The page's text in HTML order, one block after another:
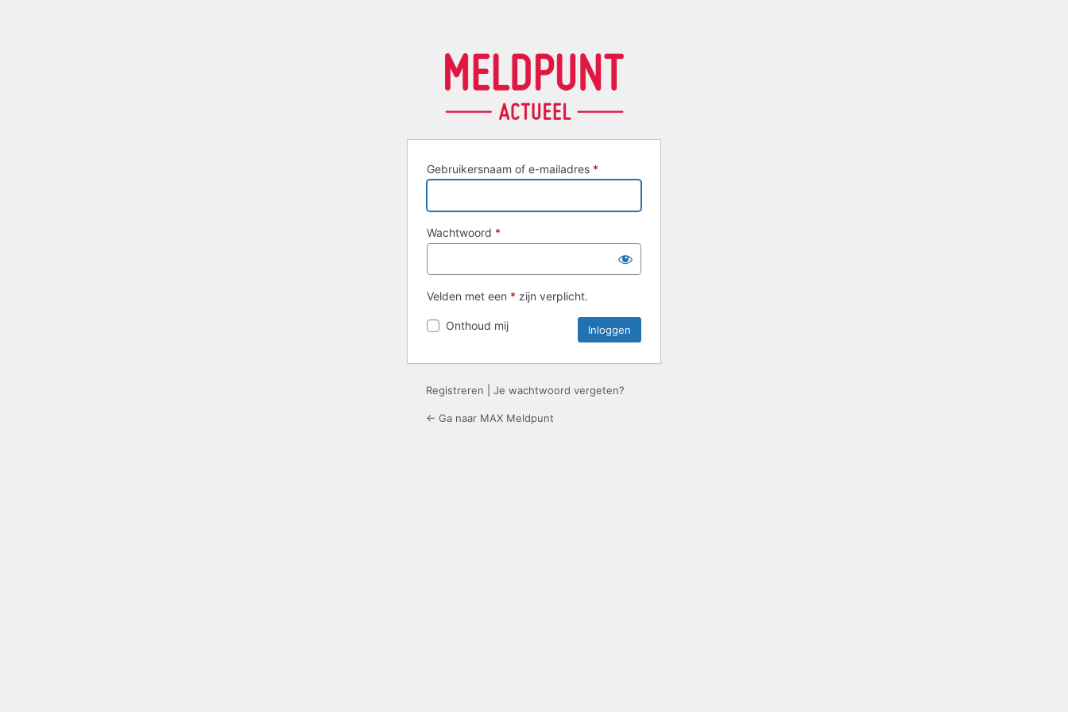
Gebruikersnaam of e-mailadres *
Wachtwoord *
Velden met een * zijn verplicht.
Onthoud mij
Registreren Je wachtwoord vergeten?
← Ga naar MAX Meldpunt